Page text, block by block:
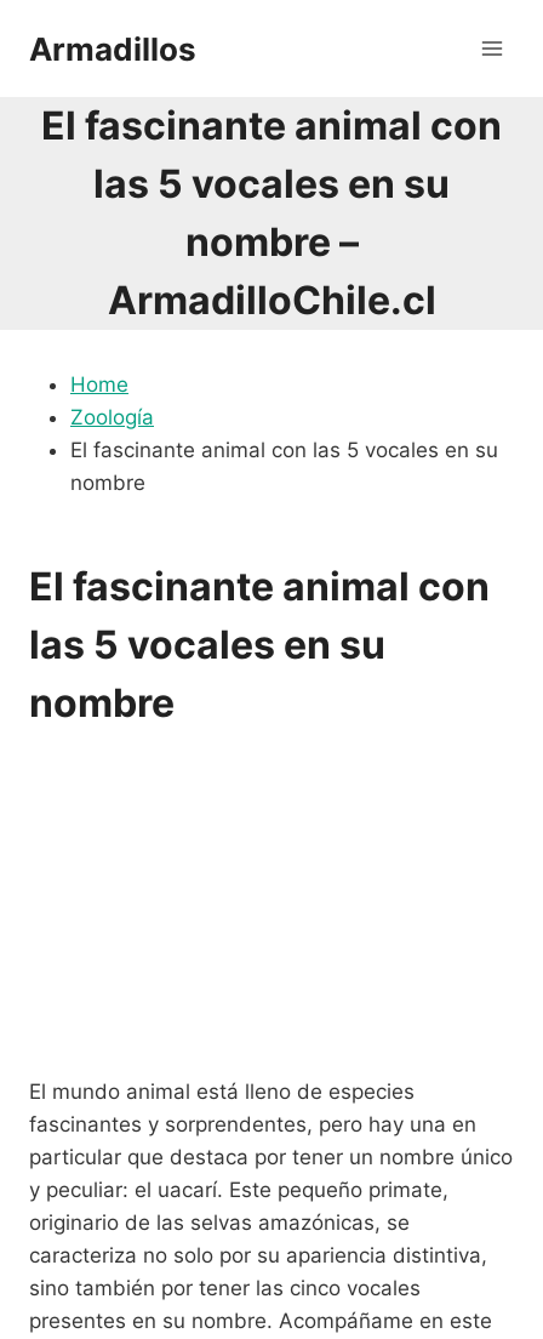
Armadillos
El fascinante animal con
las 5 vocales en su
nombre –
ArmadilloChile.cl
Home
Zoología
El fascinante animal con las 5 vocales en su
nombre
El fascinante animal con
las 5 vocales en su
nombre
El mundo animal está lleno de especies
fascinantes y sorprendentes, pero hay una en
particular que destaca por tener un nombre único
y peculiar: el uacarí. Este pequeño primate,
originario de las selvas amazónicas, se
caracteriza no solo por su apariencia distintiva,
sino también por tener las cinco vocales
presentes en su nombre. Acompáñame en este